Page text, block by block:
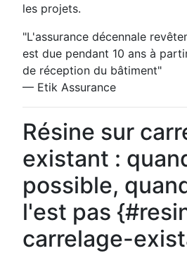
les projets.
"L'assurance décennale
est due pendant 10 ans à
de réception du bâtiment"
— Etik Assurance
Résine sur
existant :
possible,
l'est pas
carrelage-